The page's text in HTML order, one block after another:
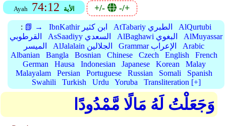
Ayah 74:12 الأية +/- -/+
: 📗 → IbnKathir ابن كثير AtTabariy الطبري
AlQurtubi
القرطوبي
AsSaadiyy السعدي AlBaghawi البغوي
AlMuyassar
الميسر
AlJalalain الجلالين Grammar الإعراب
Arabic
Albanian
Bangla Bosnian Chinese Czech English
French
German
Hausa Indonesian Japanese Korean
Malay
Malayalam
Persian Portuguese Russian Somali
Spanish
Swahili
Turkish Urdu Yoruba Transliteration [+]
وَجَعَلْتُ لَهُ مَالًا مَّمْدُودًا